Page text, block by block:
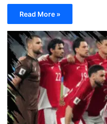
Read More »